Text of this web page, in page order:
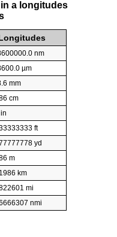
a longitudes
nm
µm
mm
cm
ft
yd
m
km
mi
nmi